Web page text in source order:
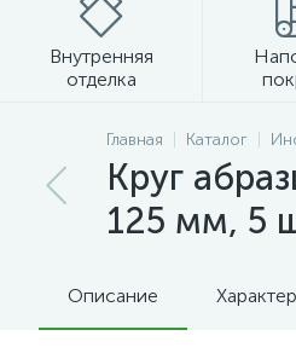
Внутренняя
отделка
Плитка и
Главная Каталог
Круг
125 мм, 5
Описание